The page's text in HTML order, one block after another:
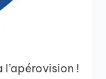
l’apérovision !